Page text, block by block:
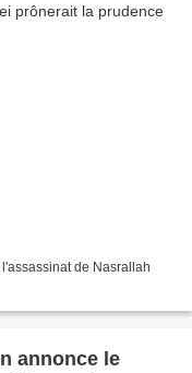
de Nasrallah
annonce le